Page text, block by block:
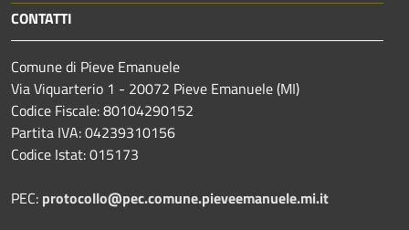
CONTATTI
Comune di Pieve Emanuele
Via Viquarterio 1 - 20072 Pieve Emanuele (MI)
Codice Fiscale: 80104290152
Partita IVA: 04239310156
Codice Istat: 015173
PEC: protocollo@pec.comune.pieveemanuele.mi.it